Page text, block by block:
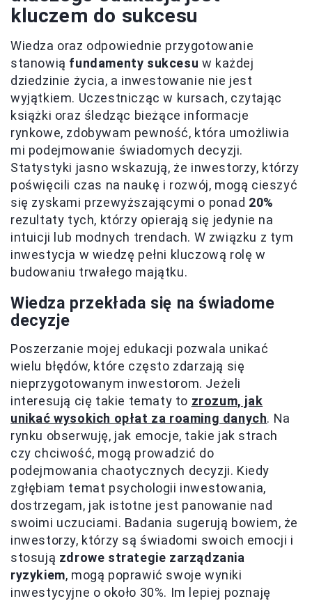
kluczem do sukcesu
Wiedza oraz odpowiednie przygotowanie
stanowią fundamenty sukcesu w każdej
dziedzinie życia, a inwestowanie nie jest
wyjątkiem. Uczestnicząc w kursach, czytając
książki oraz śledząc bieżące informacje
rynkowe, zdobywam pewność, która umożliwia
mi podejmowanie świadomych decyzji.
Statystyki jasno wskazują, że inwestorzy, którzy
poświęcili czas na naukę i rozwój, mogą cieszyć
się zyskami przewyższającymi o ponad 20%
rezultaty tych, którzy opierają się jedynie na
intuicji lub modnych trendach. W związku z tym
inwestycja w wiedzę pełni kluczową rolę w
budowaniu trwałego majątku.
Wiedza przekłada się na świadome
decyzje
Poszerzanie mojej edukacji pozwala unikać
wielu błędów, które często zdarzają się
nieprzygotowanym inwestorom. Jeżeli
interesują cię takie tematy to zrozum, jak
unikać wysokich opłat za roaming danych. Na
rynku obserwuję, jak emocje, takie jak strach
czy chciwość, mogą prowadzić do
podejmowania chaotycznych decyzji. Kiedy
zgłębiam temat psychologii inwestowania,
dostrzegam, jak istotne jest panowanie nad
swoimi uczuciami. Badania sugerują bowiem, że
inwestorzy, którzy są świadomi swoich emocji i
stosują zdrowe strategie zarządzania
ryzykiem, mogą poprawić swoje wyniki
inwestycyjne o około 30%. Im lepiej poznaję